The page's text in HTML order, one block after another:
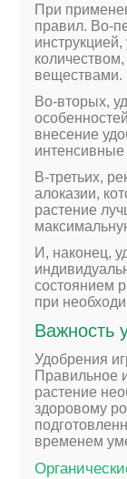
При
правил. Во-
веществами.
Во-вторых,
внесение
В-третьих,
алоказии,
растение
И, наконец,
состоянием
при
Важность
Удобрения
Правильное
растение
здоровому
временем